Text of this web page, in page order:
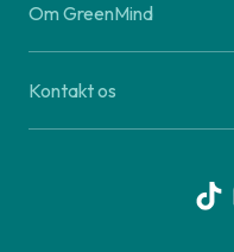
Om GreenMind
Kontakt os